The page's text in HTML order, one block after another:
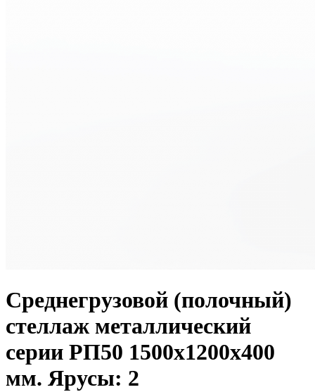
Среднегрузовой (полочный)
стеллаж металлический
серии РП50 1500х1200х400
мм. Ярусы: 2